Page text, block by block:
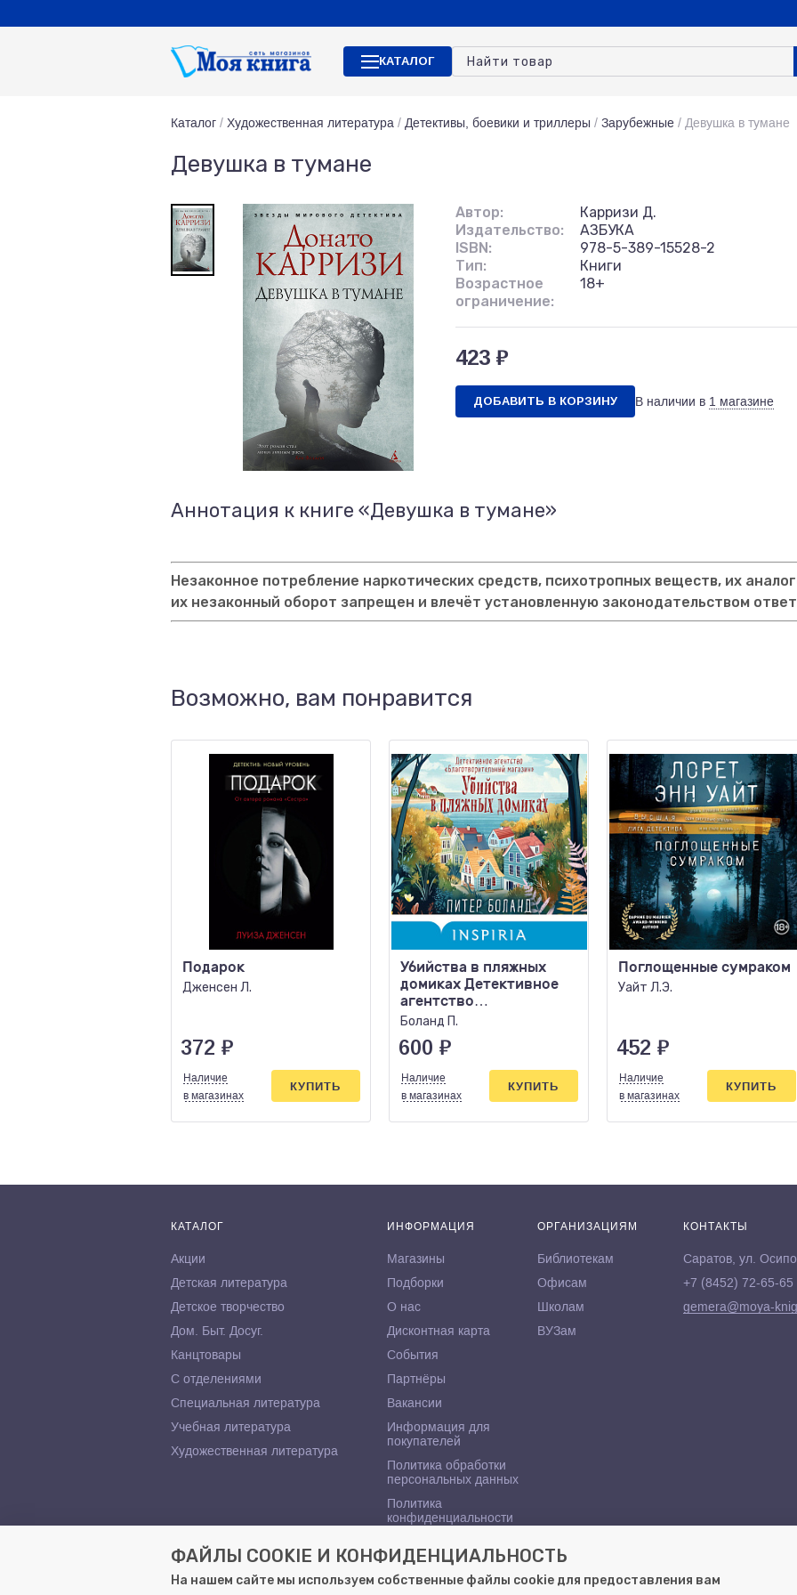
КАТАЛОГ
Каталог / Художественная литература / Детективы, боевики и триллеры / Зарубежные / Девушка в тумане
Девушка в тумане
Автор:
Карризи Д.
Издательство:
АЗБУКА
ISBN:
978-5-389-15528-2
Тип:
Книги
Возрастное
ограничение:
18+
423 ₽
ДОБАВИТЬ В КОРЗИНУ В наличии в 1 магазине
Аннотация к книге «Девушка в тумане»
Незаконное потребление наркотических средств, психотропных веществ, их
их незаконный оборот запрещен и влечёт установленную законодательством
Возможно, вам понравится
Подарок
Дженсен Л.
372 ₽
Наличие
в магазинах
КУПИТЬ
Убийства в пляжных
домиках Детективное
агентство
«Благотворительный
Боланд П.
600 ₽
Наличие
в магазинах
КУПИТЬ
Поглощенные сумраком
Уайт Л.Э.
452 ₽
Наличие
в магазинах
КУПИТЬ
КАТАЛОГ
Акции
Детская литература
Детское творчество
Дом. Быт. Досуг.
Канцтовары
С отделениями
Специальная литература
Учебная литература
Художественная литература
ИНФОРМАЦИЯ
Магазины
Подборки
О нас
Дисконтная карта
События
Партнёры
Вакансии
Информация для
покупателей
Политика обработки
персональных данных
Политика
конфиденциальности
ОРГАНИЗАЦИЯМ
Библиотекам
Офисам
Школам
ВУЗам
КОНТАКТЫ
Саратов, ул.
+7 (8452) 72-65-65
gemera@moya-
ФАЙЛЫ COOKIE И КОНФИДЕНЦИАЛЬНОСТЬ
На нашем сайте мы используем собственные файлы cookie для предоставления вам